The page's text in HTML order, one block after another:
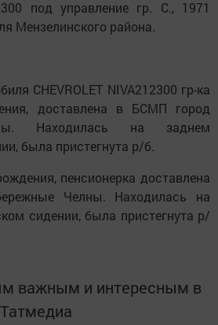
под управление гр. С., 1971
Мензелинского района.
CHEVROLET NIVA212300 гр-ка
доставлена в БСМП город
Находилась на заднем
была пристегнута р/б.
пенсионерка доставлена
Челны. Находилась на
сидении, была пристегнута р/
важным и интересным в
Татмедиа